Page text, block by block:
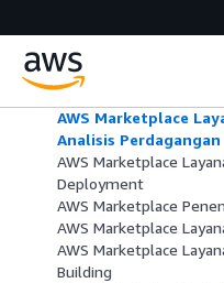
Apache Airflow
AWS Marketplace
AWS Marketplace
AWS Marketplace
Analisis Perdagangan
AWS Marketplace
Deployment
AWS Marketplace
AWS Marketplace
AWS Marketplace
Building